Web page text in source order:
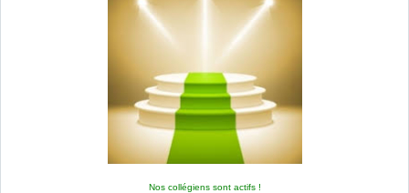
Nos collégiens sont actifs !